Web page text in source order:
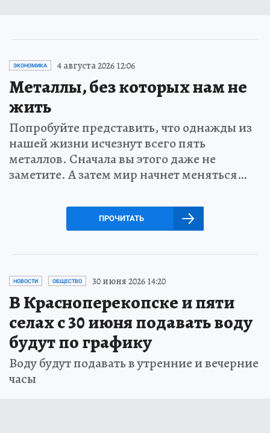
ЭКОНОМИКА 4 августа 2026 12:06
Металлы, без которых нам не
жить
Попробуйте представить, что однажды из
нашей жизни исчезнут всего пять
металлов. Сначала вы этого даже не
заметите. А затем мир начнет меняться…
ПРОЧИТАТЬ
НОВОСТИ ОБЩЕСТВО 30 июня 2026 14:20
В Красноперекопске и пяти
селах с 30 июня подавать воду
будут по графику
Воду будут подавать в утренние и вечерние
часы